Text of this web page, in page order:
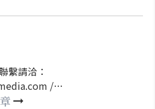
繫請洽：
/